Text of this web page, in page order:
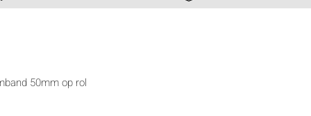
50mm op rol